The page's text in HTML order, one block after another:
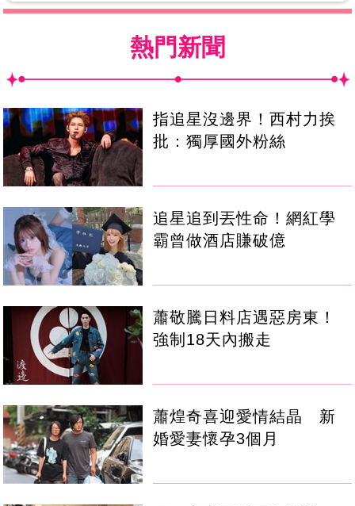
熱門新聞
指追星沒邊界！西村力挨
批：獨厚國外粉絲
追星追到丟性命！網紅學
霸曾做酒店賺破億
蕭敬騰日料店遇惡房東！
強制18天內搬走
蕭煌奇喜迎愛情結晶 新
婚愛妻懷孕3個月